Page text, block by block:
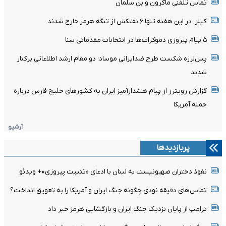
تماس تلفنی ماکرون و بن سلمان
کپلر: در این هفته تنها ۶ نفتکش از تنگه هرمز خارج شدند
۵ پیام پیروزی دموکرات‌ها در انتخابات مقدماتی سنا
پس‌لرزه شکست طرح ضدایرانی موساد؛ دو مقام ارشد اطلاعاتی برکنار
شدند
گزارش رویترز از پیام هشدارآمیز ایران به کشورهای خلیج فارس درباره
حمله آمریکا
آرشیو
پربازدیدها
نفوذ دختران صهیونیست به لبنان با ادعای «تثبیت پیروزی»+ ویدئو
تماس‌های دقیقه نودی چگونه جنگ ایران و آمریکا را به تعویق انداخت؟
ترامپ از پایان نزدیک جنگ ایران و بازگشایی هرمز خبر داد